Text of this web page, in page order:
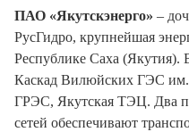
ПАО «Якутскэнерго» –
РусГидро, крупнейшая
Республике Саха (Якутия).
Каскад Вилюйских ГЭС им.
ГРЭС, Якутская ТЭЦ. Два
сетей обеспечивают